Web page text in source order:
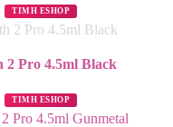
ΤΙΜΗ ESHOP
Pro 4.5ml Black
ΤΙΜΗ ESHOP